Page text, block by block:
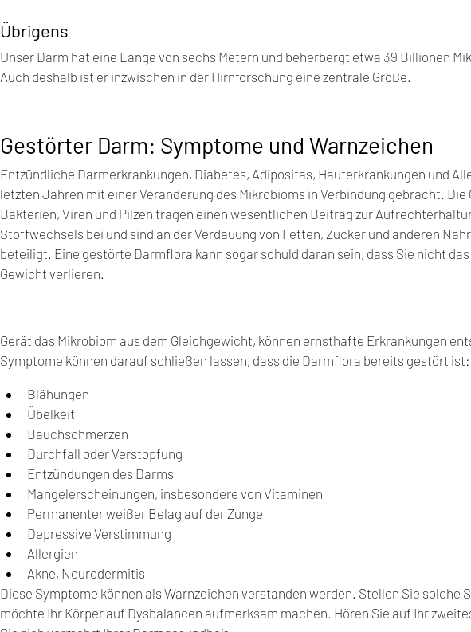
Übrigens
Unser Darm hat eine Länge von sechs Metern und beherbergt etwa 39 Billionen
Auch deshalb ist er inzwischen in der Hirnforschung eine zentrale Größe.
Gestörter Darm: Symptome und Warnzeichen
Entzündliche Darmerkrankungen, Diabetes, Adipositas, Hauterkrankungen und
letzten Jahren mit einer Veränderung des Mikrobioms in Verbindung gebracht. Die
Bakterien, Viren und Pilzen tragen einen wesentlichen Beitrag zur
Stoffwechsels bei und sind an der Verdauung von Fetten, Zucker und anderen
beteiligt. Eine gestörte Darmflora kann sogar schuld daran sein, dass Sie nicht
Gewicht verlieren.
Gerät das Mikrobiom aus dem Gleichgewicht, können ernsthafte Erkrankungen
Symptome können darauf schließen lassen, dass die Darmflora bereits gestört ist:
Blähungen
Übelkeit
Bauchschmerzen
Durchfall oder Verstopfung
Entzündungen des Darms
Mangelerscheinungen, insbesondere von Vitaminen
Permanenter weißer Belag auf der Zunge
Depressive Verstimmung
Allergien
Akne, Neurodermitis
Diese Symptome können als Warnzeichen verstanden werden. Stellen Sie solche
möchte Ihr Körper auf Dysbalancen aufmerksam machen. Hören Sie auf Ihr